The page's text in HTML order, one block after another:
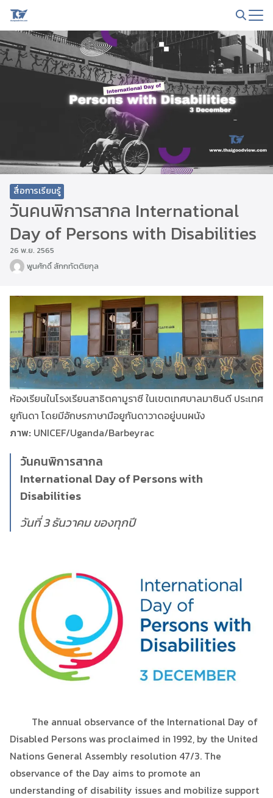
Skip
content
Search
for:
สื่อการเรียนรู้
วันคนพิการสากล International
Day of Persons with Disabilities
26 พ.ย. 2565
พูนศักดิ์ สักกทัตติยกุล
ห้องเรียนในโรงเรียนสาธิตคามูราซี ในเขตเทศบาลมาซินดี ประเทศ
ยูกันดา โดยมีอักษรภาษามือยูกันดาวาดอยู่บนผนัง
ภาพ: UNICEF/Uganda/Barbeyrac
วันคนพิการสากล
International Day of Persons with
Disabilities
วันที่ 3 ธันวาคม ของทุกปี
The annual observance of the International Day of
Disabled Persons was proclaimed in 1992, by the United
Nations General Assembly resolution 47/3. The
observance of the Day aims to promote an
understanding of disability issues and mobilize support